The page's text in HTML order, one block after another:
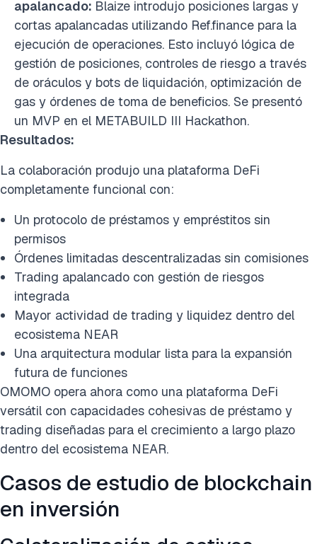
apalancado: Blaize introdujo posiciones largas y
cortas apalancadas utilizando Ref.finance para la
ejecución de operaciones. Esto incluyó lógica de
gestión de posiciones, controles de riesgo a través
de oráculos y bots de liquidación, optimización de
gas y órdenes de toma de beneficios. Se presentó
un MVP en el METABUILD III Hackathon.
Resultados:
La colaboración produjo una plataforma DeFi
completamente funcional con:
Un protocolo de préstamos y empréstitos sin
permisos
Órdenes limitadas descentralizadas sin comisiones
Trading apalancado con gestión de riesgos
integrada
Mayor actividad de trading y liquidez dentro del
ecosistema NEAR
Una arquitectura modular lista para la expansión
futura de funciones
OMOMO opera ahora como una plataforma DeFi
versátil con capacidades cohesivas de préstamo y
trading diseñadas para el crecimiento a largo plazo
dentro del ecosistema NEAR.
Casos de estudio de blockchain
en inversión